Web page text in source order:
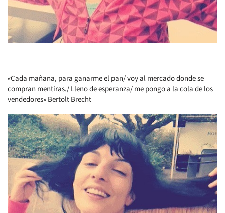
«Cada mañana, para ganarme el pan/ voy al mercado donde se
compran mentiras./ Lleno de esperanza/ me pongo a la cola de los
vendedores» Bertolt Brecht